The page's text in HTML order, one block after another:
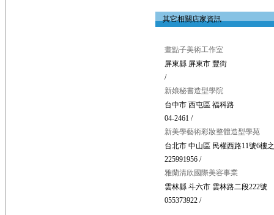
其它相關店家資訊
畫點子美術工作室
屏東縣 屏東市 豐街
/
新娘秘書造型學院
台中市 西屯區 福科路
04-2461 /
新美學藝術彩妝整體造型學苑
台北市 中山區 民權西路11號6樓
225991956 /
雅蘭清欣國際美容事業
雲林縣 斗六市 雲林路二段222號
055373922 /